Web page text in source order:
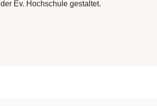
der Ev. Hochschule gestaltet.